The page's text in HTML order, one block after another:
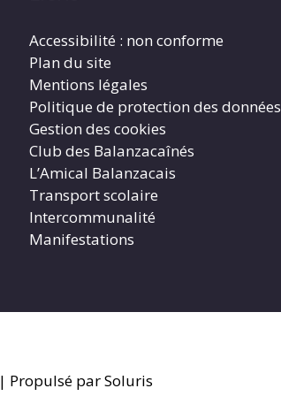
Accessibilité : non conforme
Plan du site
Mentions légales
Politique de protection des données
Gestion des cookies
Club des Balanzacaînés
L’Amical Balanzacais
Transport scolaire
Intercommunalité
Manifestations
| Propulsé par Soluris